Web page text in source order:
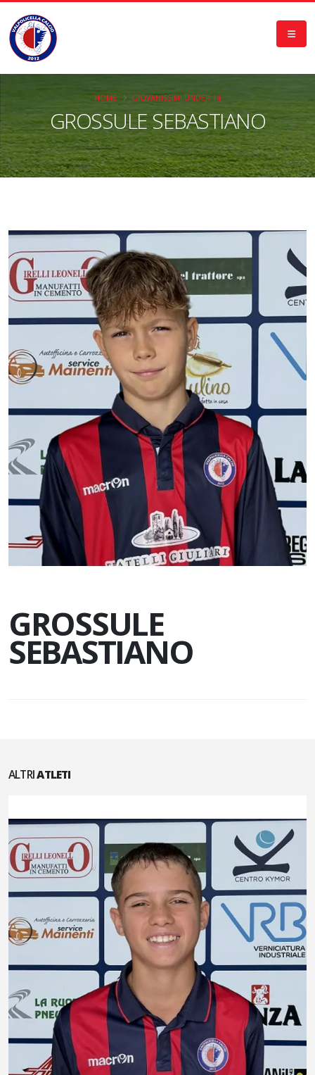
GROSSULE SEBASTIANO
HOME GIOVANISSIMI UNDER 14
GROSSULE
SEBASTIANO
ALTRIATLETI